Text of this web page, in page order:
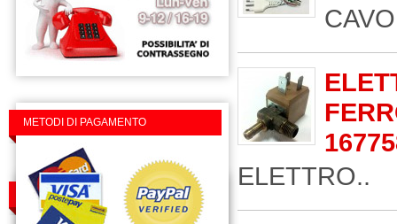
METODI DI PAGAMENTO
TROVACI SU FACEBOOK
ELETTRO..